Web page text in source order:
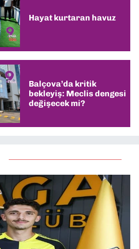
Hayat kurtaran havuz
Balçova’da kritik
bekleyiş: Meclis dengesi
değişecek mi?